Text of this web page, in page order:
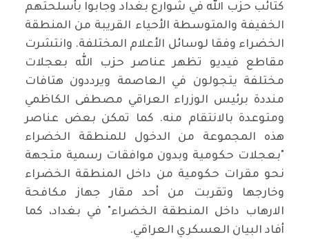
كتائب حزب الله في شوارع بغداد وجابوا بأسلحتهم
الخفيفة والمتوسطة الأحياء القريبة من المنطقة
الخضراء وفقا لوسائل الأعلام المختلفة. وانتشرت
مقاطع فيديو تظهر عناصر حزب الله بعجلات
مختلفة يتجولون في العاصمة ويرددون هتافات
منددة برئيس الوزراء العراقي مصطفى الكاظمي
ومتوعدة بالانتقام منه. كما تمكن بعض عناصر
هذه المجموعة من الدخول للمنطقة الخضراء
"بعجلات حكومية وبدون موافقات رسمية متجهة
نحو مقرات حكومية من داخل المنطقة الخضراء
وخارجها وتقربت من أحد مقار جهاز مكافحة
الارهاب داخل المنطقة الخضراء" في بغداد، كما
أفاد البيان العسكري العراقي.